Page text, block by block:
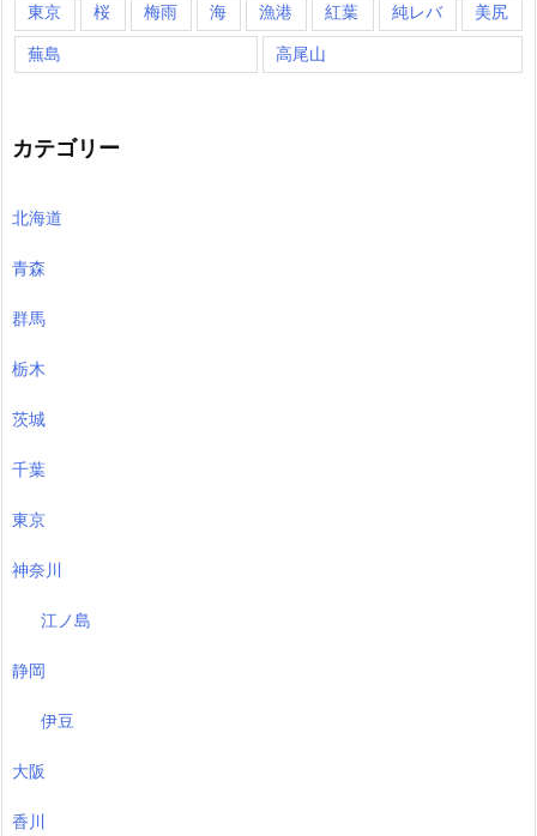
東京 桜 梅雨 海 漁港 紅葉 純レバ 美尻
蕪島 高尾山
カテゴリー
北海道
青森
群馬
栃木
茨城
千葉
東京
神奈川
江ノ島
静岡
伊豆
大阪
香川